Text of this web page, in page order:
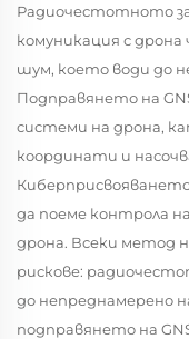
Радиочестотното
комуникация с
шум, което води до
Подправянето на
системи на дрона,
координати и
да поеме контрола
дрона. Всеки метод
рискове:
до непреднамерено
подправянето на